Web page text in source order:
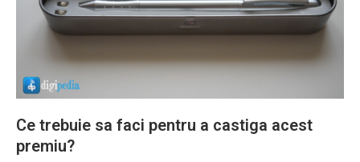
Ce trebuie sa faci pentru a castiga acest
premiu?